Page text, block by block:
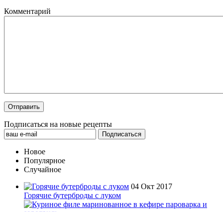
Комментарий
Подписаться на новые рецепты
Новое
Популярное
Случайное
04 Окт 2017
Горячие бутерброды с луком